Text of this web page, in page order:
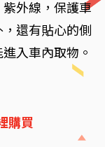
外線，保護車
還有貼心的側
入車內取物。
購買